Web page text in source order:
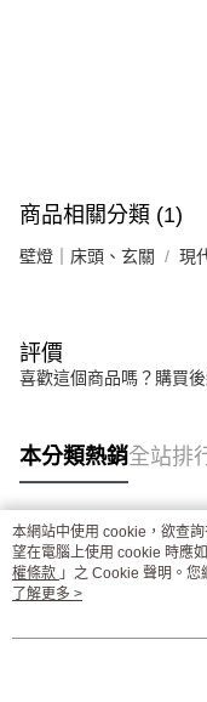
商品相關分類 (1)
壁燈｜床頭、玄關 現
評價
喜歡這個商品嗎？購買
本分類熱銷全站排
熱門標籤
本網站中使用 cookie，欲查
望在電腦上使用 cookie 時應
權條款 」之 Cookie 聲明。
用條款之 Cookie 聲明使用
了解更多 >